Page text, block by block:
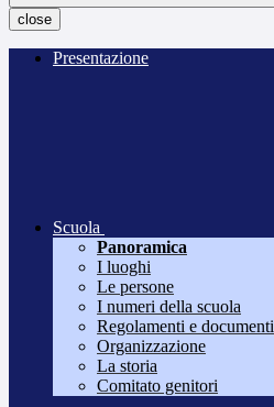
close
Presentazione
Scuola
Panoramica
I luoghi
Le persone
I numeri della scuola
Regolamenti e documenti
Organizzazione
La storia
Comitato genitori